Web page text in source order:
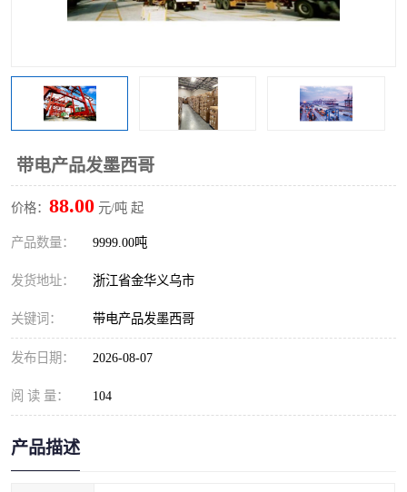
带电产品发墨西哥
价格： 88.00 元/吨 起
产品数量： 9999.00吨
发货地址： 浙江省金华义乌市
关键词： 带电产品发墨西哥
发布日期： 2026-08-07
阅 读 量： 104
产品描述